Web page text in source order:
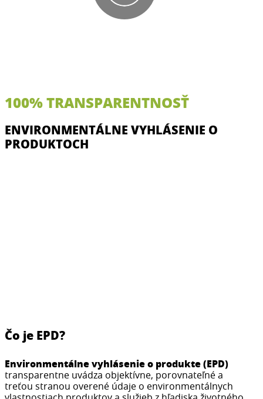
100% TRANSPARENTNOSŤ
ENVIRONMENTÁLNE VYHLÁSENIE O
PRODUKTOCH
Čo je EPD?
Environmentálne vyhlásenie o produkte (EPD)
transparentne uvádza objektívne, porovnateľné a
treťou stranou overené údaje o environmentálnych